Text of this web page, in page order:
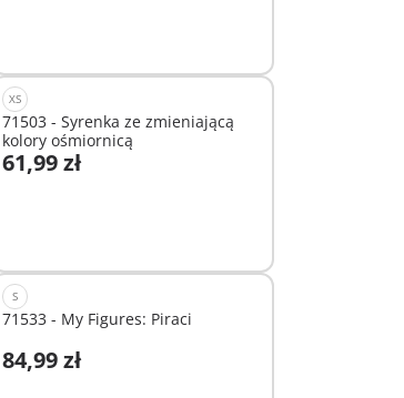
XS
71503 - Syrenka ze zmieniającą
kolory ośmiornicą
61,99 zł
Dodaj do koszyka
S
71533 - My Figures: Piraci
84,99 zł
Dodaj do koszyka